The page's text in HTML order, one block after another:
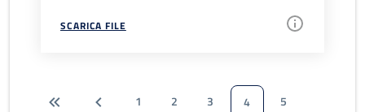
SCARICA FILE
1 2 3 4
5